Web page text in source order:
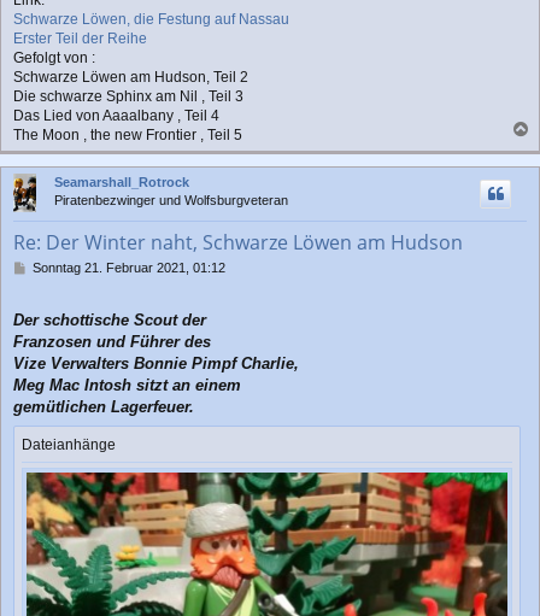
Schwarze Löwen, die Festung auf Nassau
Erster Teil der Reihe
Gefolgt von :
Schwarze Löwen am Hudson, Teil 2
Die schwarze Sphinx am Nil , Teil 3
Das Lied von Aaaalbany , Teil 4
The Moon , the new Frontier , Teil 5
a
c
Seamarshall_Rotrock
Piratenbezwinger und Wolfsburgveteran
Re: Der Winter naht, Schwarze Löwen am Hudson
B
t
r
a
Sonntag 21. Februar 2021, 01:12
Der schottische Scout der
Franzosen und Führer des
Vize Verwalters Bonnie Pimpf Charlie,
Meg Mac Intosh sitzt an einem
gemütlichen Lagerfeuer.
Dateianhänge